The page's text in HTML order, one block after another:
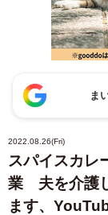
ま
2022.08.26(Fri)
スパイスカレ
業 夫を介護
ます、